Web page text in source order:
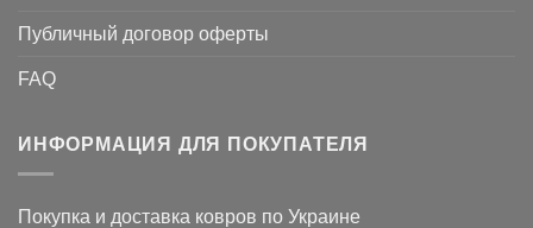
Публичный договор оферты
FAQ
ИНФОРМАЦИЯ ДЛЯ ПОКУПАТЕЛЯ
Покупка и доставка ковров по Украине